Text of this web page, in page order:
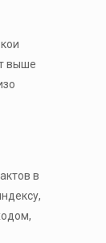
выше
в